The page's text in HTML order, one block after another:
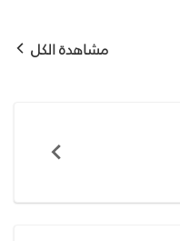
مشاهدة الكل